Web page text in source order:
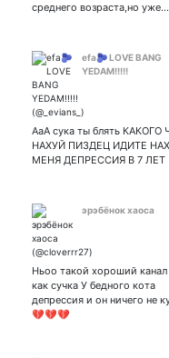
среднего возраста,но уже…
efa🫐 LOVE BANG
YEDAM!!!!!
АаА сука ты блять КАКОГО
НАХУЙ ПИЗДЕЦ ИДИТЕ
МЕНЯ ДЕПРЕССИЯ В 7 ЛЕТ
эрэбёнок хаоса
Ньоо такой хороший
как сучка У бедного кота
депрессия и он ничего не
💔💔💔